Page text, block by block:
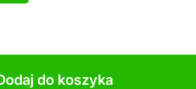
do koszyka